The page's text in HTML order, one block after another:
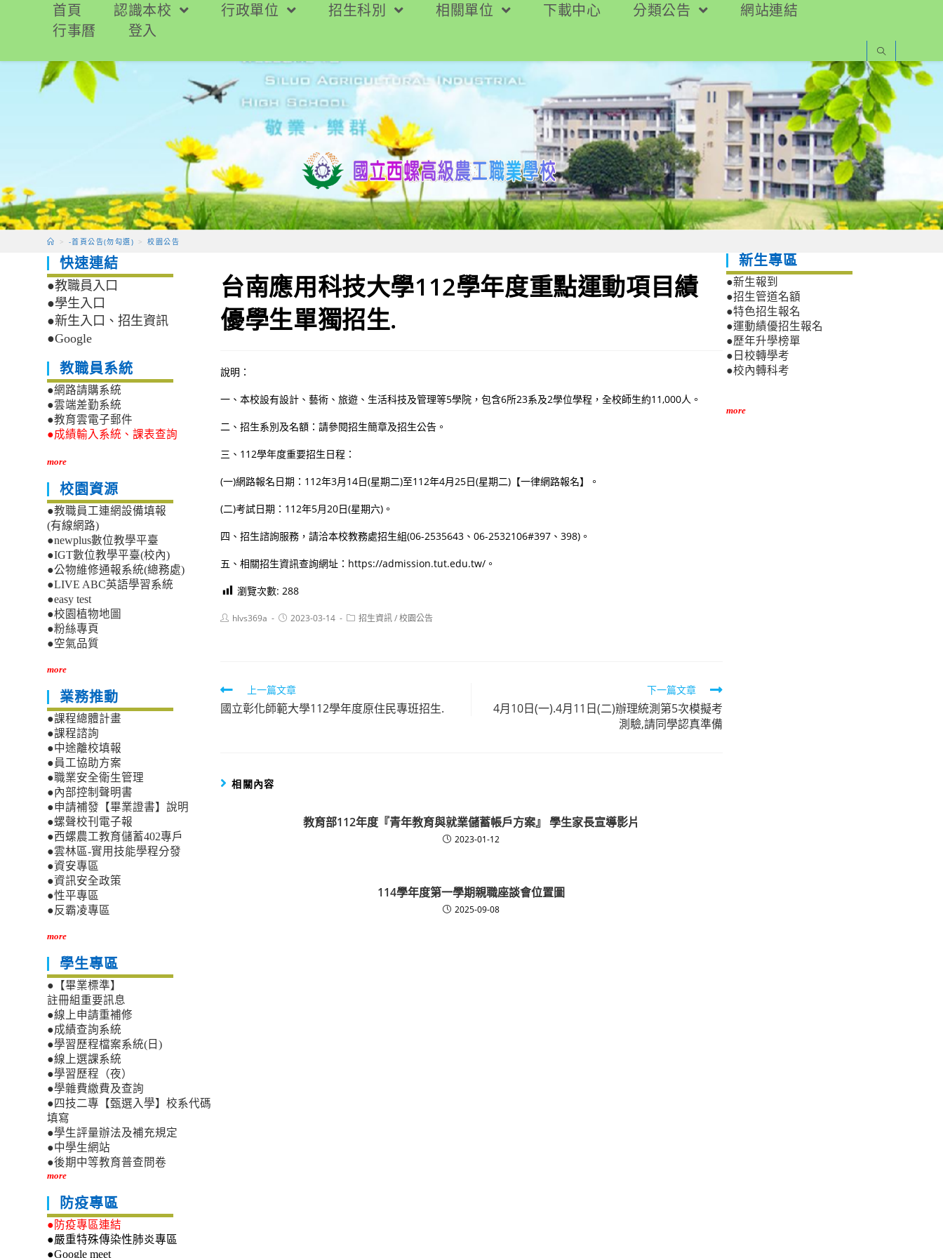
要
首頁 認識本校 行政單位 招生科別 相關單位 下載中心 分類公告
網站連結
行事曆
登入
> -首頁公告(勿勾選) > 校園公告
台南應用科技大學112學年度重點運動項目績
優學生單獨招生.
說明：
一、本校設有設計、藝術、旅遊、生活科技及管理等5學院，包含6所23系及2學位學程，全校師生約11,000人。
二、招生系別及名額：請參閱招生簡章及招生公告。
三、112學年度重要招生日程：
(一)網路報名日期：112年3月14日(星期二)至112年4月25日(星期二)【一律網路報名】。
(二)考試日期：112年5月20日(星期六)。
四、招生諮詢服務，請洽本校教務處招生組(06-2535643、06-2532106#397、398)。
五、相關招生資訊查詢網址：https://admission.tut.edu.tw/。
瀏覽次數: 288
Posthlvs369a
Post2023-03-14
Post招生資訊/校園公告
Read
more
上一篇文章
國立彰化師範大學112學年度原住民專班招生.
下一篇文章
4月10日(一).4月11日(二)辦理統測第5次模擬考
測驗,請同學認真準備
相關內容
教育部112年度『青年教育與就業儲蓄帳戶方案』 學生家長宣導影片
2023-01-12
114學年度第一學期親職座談會位置圖
2025-09-08
快速連結
●教職員入口
●學生入口
●新生入口、招生資訊
●Google
教職員系統
●網路請購系統
●雲端差勤系統
●教育雲電子郵件
●成績輸入系統、課表查詢
more
校園資源
●教職員工連網設備填報
(有線網路)
●newplus數位教學平臺
●IGT數位教學平臺(校內)
●公物維修通報系統(總務處)
●LIVE ABC英語學習系統
●easy test
●校園植物地圖
●粉絲專頁
●空氣品質
more
業務推動
●課程總體計畫
●課程諮詢
●中途離校填報
●員工協助方案
●職業安全衛生管理
●內部控制聲明書
●申請補發【畢業證書】說明
●螺聲校刊電子報
●西螺農工教育儲蓄402專戶
●雲林區-實用技能學程分發
●資安專區
●資訊安全政策
●性平專區
●反霸凌專區
more
學生專區
●【畢業標準】
註冊組重要訊息
●線上申請重補修
●成績查詢系統
●學習歷程檔案系統(日)
●線上選課系統
●學習歷程（夜）
●學雜費繳費及查詢
●四技二專【甄選入學】校系代碼
填寫
●學生評量辦法及補充規定
●中學生網站
●後期中等教育普查問卷
more
防疫專區
●防疫專區連結
●嚴重特殊傳染性肺炎專區
●Google meet
新生專區
●新生報到
●招生管道名額
●特色招生報名
●運動績優招生報名
●歷年升學榜單
●日校轉學考
●校內轉科考
more